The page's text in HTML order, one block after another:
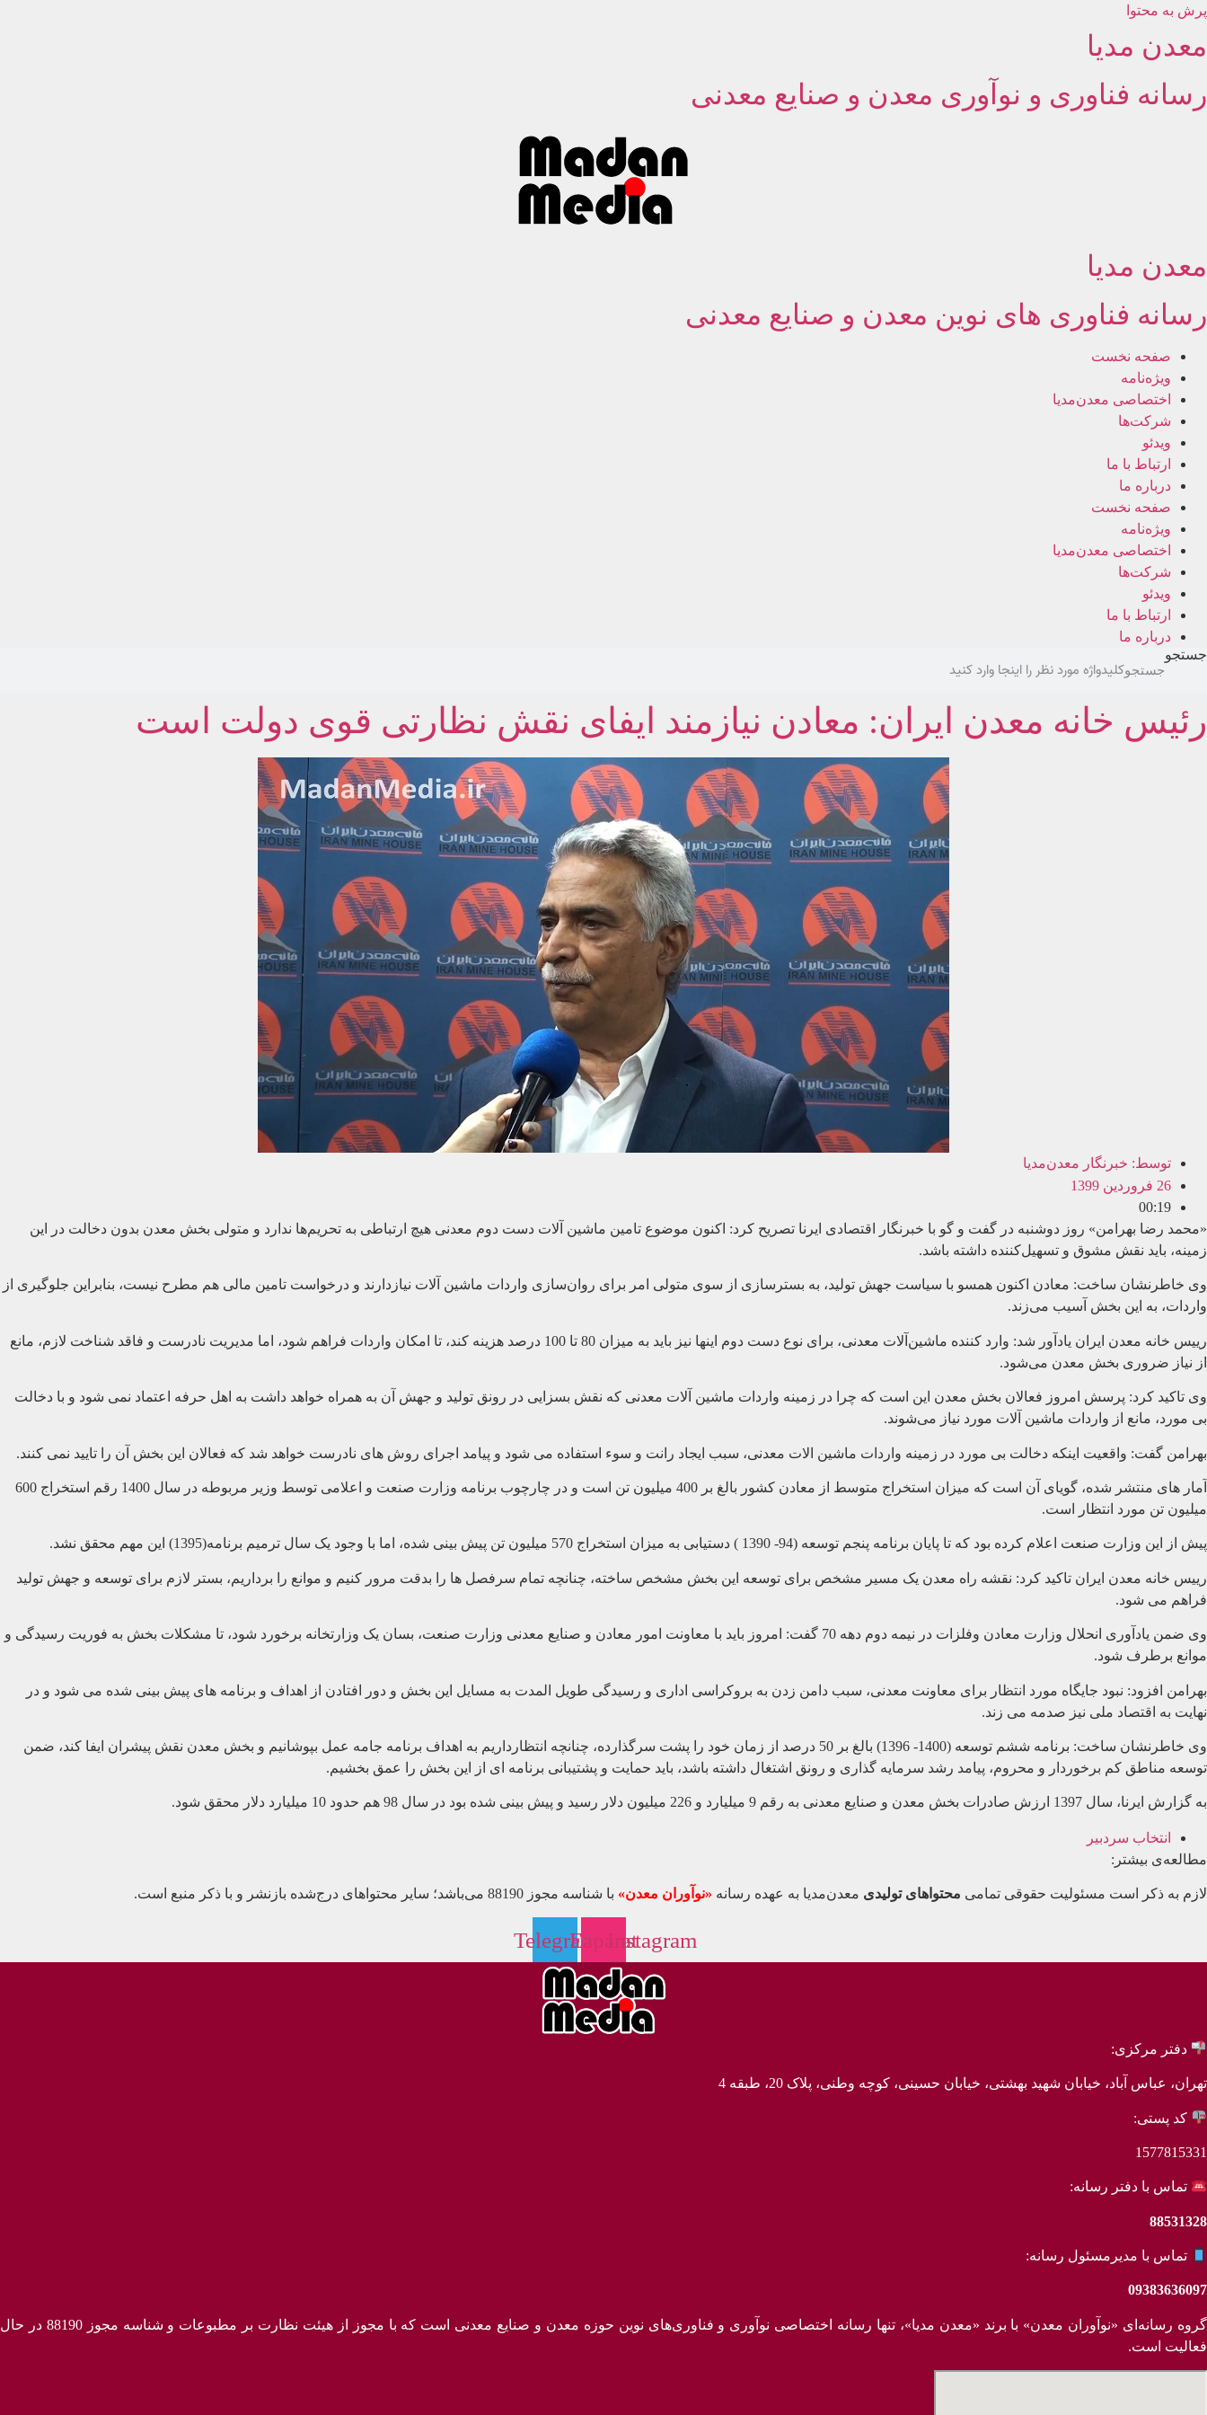
پرش به محتوا
معدن مدیا
رسانه فناوری و نوآوری معدن و صنایع معدنی
معدن مدیا
رسانه فناوری های نوین معدن و صنایع معدنی
صفحه نخست
ویژه‌نامه
اختصاصی معدن‌مدیا
شرکت‌ها
ویدئو
ارتباط با ما
درباره ما
صفحه نخست
ویژه‌نامه
اختصاصی معدن‌مدیا
شرکت‌ها
ویدئو
ارتباط با ما
درباره ما
جستجو
جستجو
رئیس خانه معدن ایران: معادن نیازمند ایفای نقش نظارتی قوی دولت است
توسط: خبرنگار معدن‌مدیا
26 فروردین 1399
00:19
«محمد رضا بهرامن» روز دوشنبه در گفت و گو با خبرنگار اقتصادی ایرنا تصریح کرد: اکنون موضوع تامین ماشین آلات دست دوم معدنی هیچ ارتباطی به تحریم‌ها ندارد و متولی بخش معدن بدون دخالت در این
زمینه، باید نقش مشوق و تسهیل‌کننده داشته باشد.
وی خاطرنشان ساخت: معادن اکنون همسو با سیاست جهش تولید، به بسترسازی از سوی متولی امر برای روان‌سازی واردات ماشین‌ آلات نیازدارند و درخواست تامین مالی هم مطرح نیست، بنابراین جلوگیری از
واردات، به این بخش آسیب می‌زند.
رییس خانه معدن ایران یادآور شد: وارد کننده ماشین‌آلات معدنی، برای نوع دست دوم اینها نیز باید به میزان 80 تا 100 درصد هزینه کند، تا امکان واردات فراهم شود، اما مدیریت نادرست و فاقد شناخت لازم، مانع
از نیاز ضروری بخش معدن می‌شود.
وی تاکید کرد: پرسش امروز فعالان بخش معدن این است که چرا در زمینه واردات ماشین آلات معدنی که نقش بسزایی در رونق تولید و جهش آن به همراه خواهد داشت به اهل حرفه اعتماد نمی شود و با دخالت
بی مورد، مانع از واردات ماشین آلات مورد نیاز می‌شوند.
بهرامن گفت: واقعیت اینکه دخالت بی مورد در زمینه واردات ماشین الات معدنی، سبب ایجاد رانت و سوء استفاده می شود و پیامد اجرای روش های نادرست خواهد شد که فعالان این بخش آن را تایید نمی کنند.
آمار های منتشر شده، گویای آن است که میزان استخراج متوسط از معادن کشور بالغ بر 400 میلیون تن است و در چارچوب برنامه وزارت صنعت و اعلامی توسط وزیر مربوطه در سال 1400 رقم استخراج 600
میلیون تن مورد انتظار است.
پیش از این وزارت صنعت اعلام کرده بود که تا پایان برنامه پنجم توسعه (94- 1390 ) دستیابی به میزان استخراج 570 میلیون تن پیش بینی شده، اما با وجود یک سال ترمیم برنامه(1395) این مهم محقق نشد.
رییس خانه معدن ایران تاکید کرد: نقشه راه معدن یک مسیر مشخص برای توسعه این بخش مشخص ساخته، چنانچه تمام سرفصل ها را بدقت مرور کنیم و موانع را برداریم، بستر لازم برای توسعه و جهش تولید
فراهم می شود.
وی ضمن یادآوری انحلال وزارت معادن وفلزات در نیمه دوم دهه 70 گفت: امروز باید با معاونت امور معادن و صنایع معدنی وزارت صنعت، بسان یک وزارتخانه برخورد شود، تا مشکلات بخش به فوریت رسیدگی و
موانع برطرف شود.
بهرامن افزود: نبود جایگاه مورد انتظار برای معاونت معدنی، سبب دامن زدن به بروکراسی اداری و رسیدگی طویل المدت به مسایل این بخش و دور افتادن از اهداف و برنامه های پیش بینی شده می شود و در
نهایت به اقتصاد ملی نیز صدمه می زند.
وی خاطرنشان ساخت: برنامه ششم توسعه (1400- 1396) بالغ بر 50 درصد از زمان خود را پشت سرگذارده، چنانچه انتظارداریم به اهداف برنامه جامه عمل بپوشانیم و بخش معدن نقش پیشران ایفا کند، ضمن
توسعه مناطق کم برخوردار و محروم، پیامد رشد سرمایه گذاری و رونق اشتغال داشته باشد، باید حمایت و پشتیبانی برنامه ای از این بخش را عمق بخشیم.
به گزارش ایرنا، سال 1397 ارزش صادرات بخش معدن و صنایع معدنی به رقم 9 میلیارد و 226 میلیون دلار رسید و پیش بینی شده بود در سال 98 هم حدود 10 میلیارد دلار محقق شود.
انتخاب سردبیر
مطالعه‌ی بیشتر:
لازم به ذکر است مسئولیت حقوقی تمامی محتواهای تولیدی معدن‌مدیا به عهده رسانه «نوآوران معدن» با شناسه مجوز 88190 می‌باشد؛ سایر محتواهای درج‌شده بازنشر و با ذکر منبع است.
Instagram
Eaparat
Telegram
دفتر مرکزی:
تهران، عباس آباد، خیابان شهید بهشتی، خیابان حسینی، کوچه وطنی، پلاک 20، طبقه 4
کد پستی:
1577815331
تماس با دفتر رسانه:
88531328
تماس با مدیرمسئول رسانه:
09383636097
گروه رسانه‌ای «نوآوران معدن» با برند «معدن مدیا»، تنها رسانه اختصاصی نوآوری و فناوری‌های نوین حوزه معدن و صنایع معدنی‌ است که با مجوز از هیئت نظارت بر مطبوعات
و شناسه مجوز 88190 در حال
فعالیت است.